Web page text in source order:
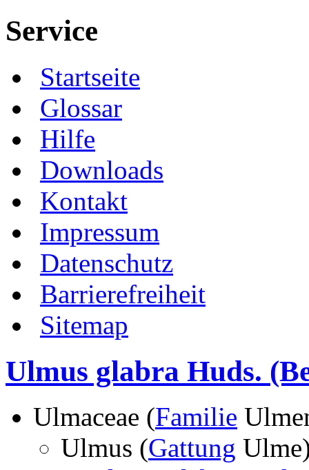
Service
Startseite
Glossar
Hilfe
Downloads
Kontakt
Impressum
Datenschutz
Barrierefreiheit
Sitemap
Ulmus glabra Huds.
Ulmaceae (Familie
Ulmus (Gattung